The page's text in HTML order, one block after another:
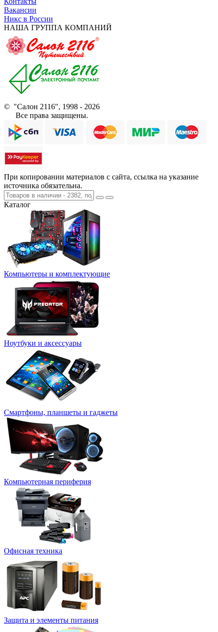
Вакансии
Никс в России
НАША ГРУППА КОМПАНИЙ
© "Салон 2116", 1998 - 2026
Все права защищены.
При копировании материалов с сайта, ссылка на указание
источника обязательна.
Каталог
Компьютеры и комплектующие
Ноутбуки и аксессуары
Смартфоны, планшеты и гаджеты
Компьютерная периферия
Офисная техника
Защита и элементы питания